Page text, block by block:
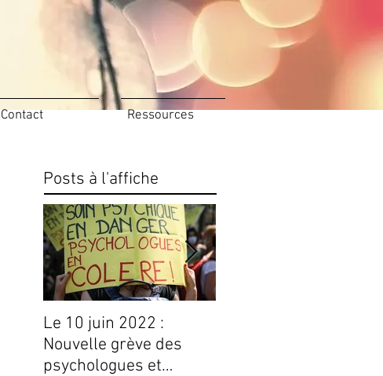
Contact Ressources
Posts à l'affiche
Le 10 juin 2022 :
Nouvelle grève des
psychologues et